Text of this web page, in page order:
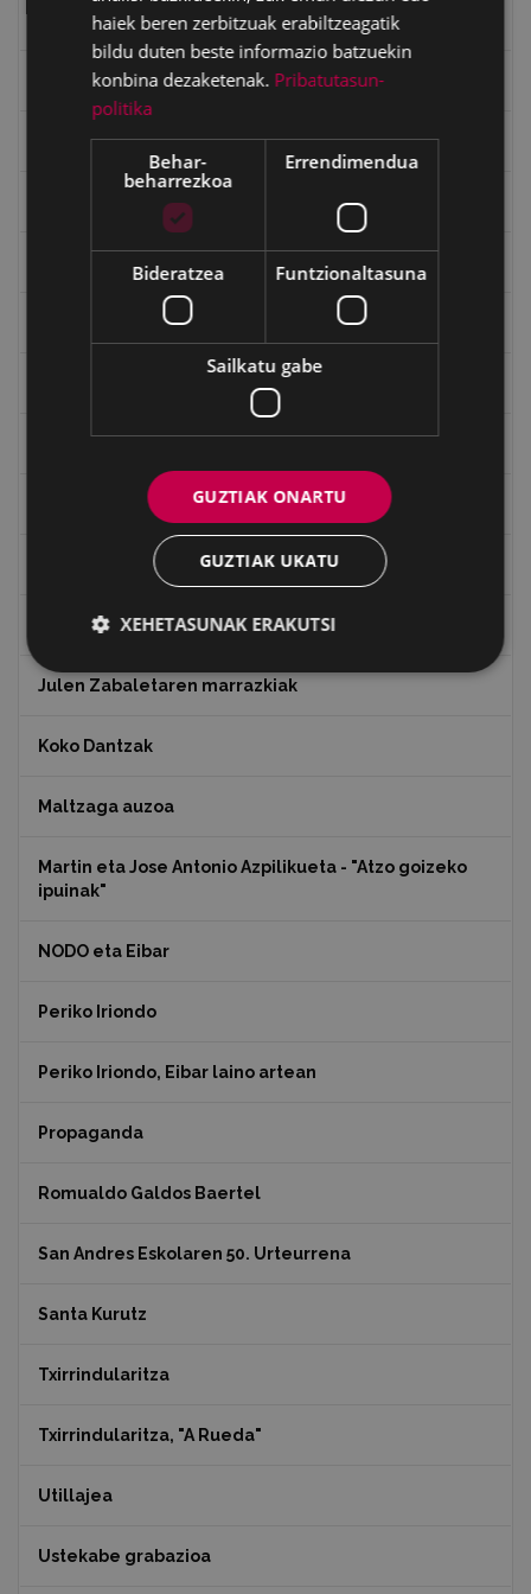
Eibartarren ahotan
Emakumeak
Errepublika
Gerra Zibilaren Interpretazio Zentroa
Gerrako umeak
Ignazio Zuloagaren margolanak Eibarko dendetan
Indalecio Ojanguren, Gipuzkoako Foru Aldundia
Juan Antonio Palacios HARRIA
Julen Zabaletaren marrazkiak
Koko Dantzak
Maltzaga auzoa
Martin eta Jose Antonio Azpilikueta - "Atzo goizeko
ipuinak"
NODO eta Eibar
Periko Iriondo
Periko Iriondo, Eibar laino artean
Propaganda
Romualdo Galdos Baertel
San Andres Eskolaren 50. Urteurrena
Santa Kurutz
Txirrindularitza
Txirrindularitza, "A Rueda"
Utillajea
Ustekabe grabazioa
haiek beren zerbitzuak erabiltzeagatik
bildu duten beste informazio batzuekin
konbina dezaketenak. Pribatutasun-
politika
Behar-
beharrezkoa
Errendimendua
Bideratzea Funtzionaltasuna
Sailkatu gabe
GUZTIAK ONARTU
GUZTIAK UKATU
XEHETASUNAK ERAKUTSI